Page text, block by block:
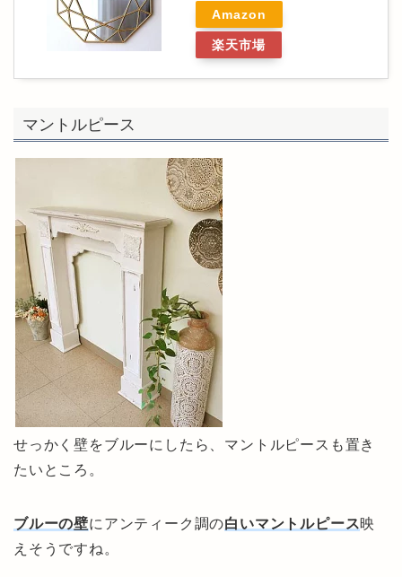
Amazon
楽天市場
マントルピース
せっかく壁をブルーにしたら、マントルピースも置き
たいところ。
ブルーの壁にアンティーク調の白いマントルピース映
えそうですね。